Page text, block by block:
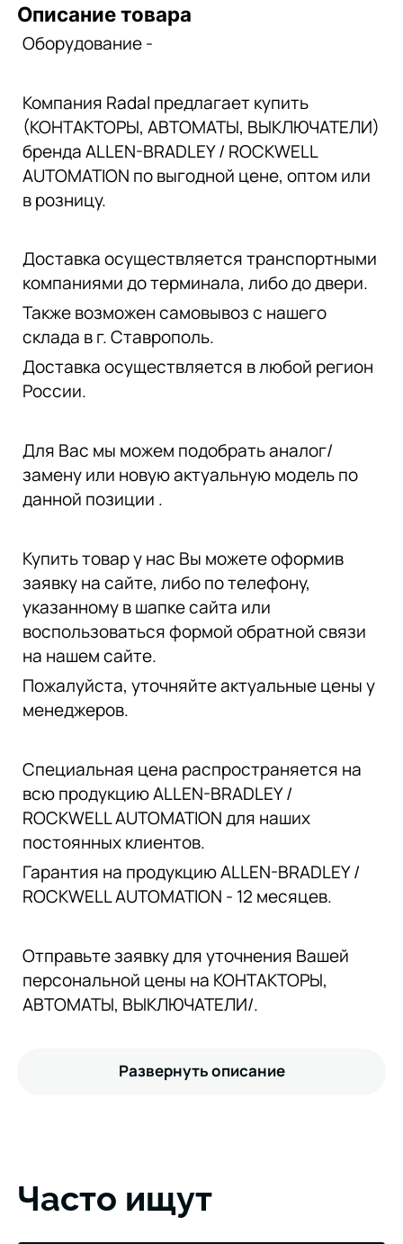
Описание товара
Оборудование -
Компания Radal предлагает купить
(КОНТАКТОРЫ, АВТОМАТЫ, ВЫКЛЮЧАТЕЛИ)
бренда ALLEN-BRADLEY / ROCKWELL
AUTOMATION по выгодной цене, оптом или
в розницу.
Доставка осуществляется транспортными
компаниями до терминала, либо до двери.
Также возможен самовывоз с нашего
склада в г. Ставрополь.
Доставка осуществляется в любой регион
России.
Для Вас мы можем подобрать аналог/
замену или новую актуальную модель по
данной позиции .
Купить товар у нас Вы можете оформив
заявку на сайте, либо по телефону,
указанному в шапке сайта или
воспользоваться формой обратной связи
на нашем сайте.
Пожалуйста, уточняйте актуальные цены у
менеджеров.
Специальная цена распространяется на
всю продукцию ALLEN-BRADLEY /
ROCKWELL AUTOMATION для наших
постоянных клиентов.
Гарантия на продукцию ALLEN-BRADLEY /
ROCKWELL AUTOMATION - 12 месяцев.
Отправьте заявку для уточнения Вашей
персональной цены на КОНТАКТОРЫ,
АВТОМАТЫ, ВЫКЛЮЧАТЕЛИ/.
Развернуть описание
Часто ищут